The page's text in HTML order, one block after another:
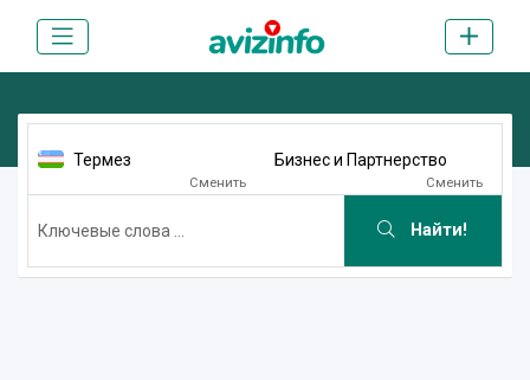
Термез
Сменить
Бизнес и Партнерство
Сменить
Найти!